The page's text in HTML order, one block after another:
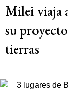
Milei viaja
su
tierras